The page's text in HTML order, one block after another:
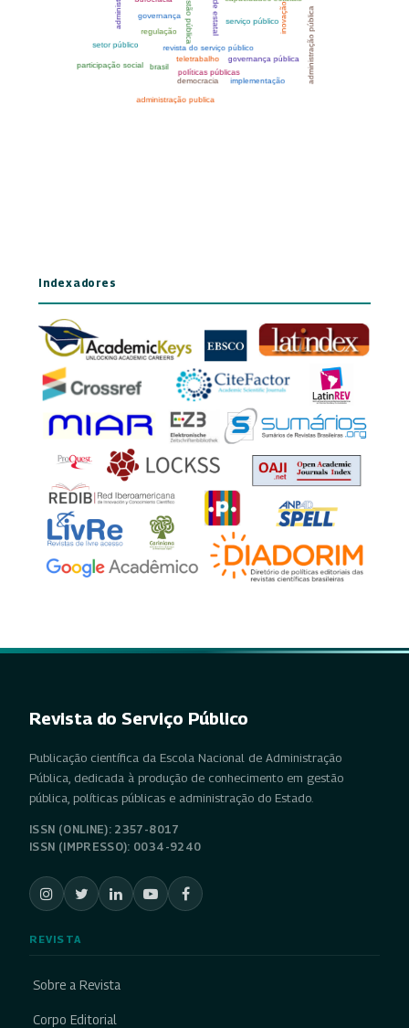
Indexadores
Revista do Serviço Público
Publicação científica da Escola Nacional de Administração
Pública, dedicada à produção de conhecimento em gestão
pública, políticas públicas e administração do Estado.
ISSN (ONLINE): 2357-8017
ISSN (IMPRESSO): 0034-9240
REVISTA
Sobre a Revista
Corpo Editorial